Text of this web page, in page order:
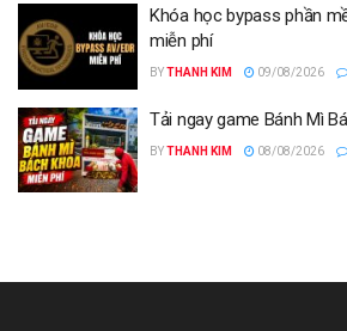
Khóa học bypass phần
miễn phí
BYTHANH KIM 09/08/2026
Tải ngay game Bánh Mì
BYTHANH KIM 08/08/2026